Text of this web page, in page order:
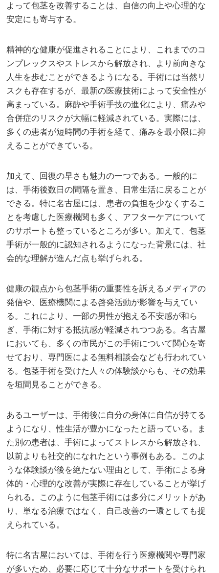
よって包茎を改善することは、自信の向上や心理的な
安定にも寄与する。
精神的な健康が促進されることにより、これまでのコ
ンプレックスやストレスから解放され、より前向きな
人生を歩むことができるようになる。手術には当然リ
スクも存在するが、最新の医療技術によって安全性が
高まっている。麻酔や手術手技の進化により、痛みや
合併症のリスクが大幅に軽減されている。実際には、
多くの患者が短時間の手術を経て、痛みを最小限に抑
えることができている。
加えて、回復の早さも魅力の一つである。一般的に
は、手術後数日の間隔を置き、日常生活に戻ることが
できる。特に名古屋には、患者の負担を少なくするこ
とを考慮した医療機関も多く、アフターケアについて
のサポートも整っているところが多い。加えて、包茎
手術が一般的に認知されるようになった背景には、社
会的な理解が進んだ点も挙げられる。
健康の観点から包茎手術の重要性を訴えるメディアの
発信や、医療機関による啓発活動が影響を与えてい
る。これにより、一部の男性が抱える不安感が和ら
ぎ、手術に対する抵抗感が軽減されつつある。名古屋
においても、多くの市民がこの手術について関心を寄
せており、専門医による無料相談会なども行われてい
る。包茎手術を受けた人々の体験談からも、その効果
を垣間見ることができる。
あるユーザーは、手術後に自分の身体に自信が持てる
ようになり、性生活が豊かになったと語っている。ま
た別の患者は、手術によってストレスから解放され、
以前よりも社交的になれたという事例もある。このよ
うな体験談が後を絶たない理由として、手術による身
体的・心理的な改善が実際に存在していることが挙げ
られる。このように包茎手術には多分にメリットがあ
り、単なる治療ではなく、自己改善の一環としても捉
えられている。
特に名古屋においては、手術を行う医療機関や専門家
が多いため、必要に応じて十分なサポートを受けられ